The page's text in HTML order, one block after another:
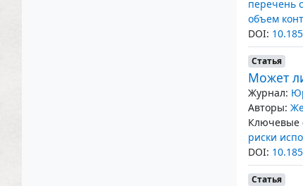
перечень
объем
DOI:
Статья
Может
Журнал:
Авторы:
Ключевые
риски
DOI:
Статья